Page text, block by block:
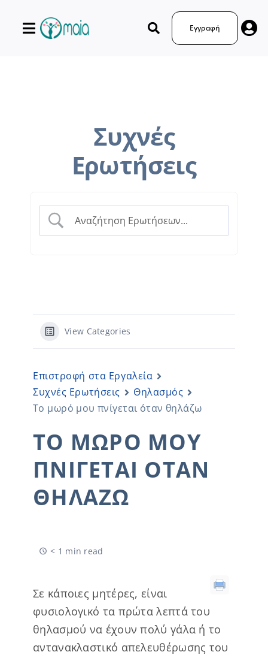
Εγγραφή
Συχνές
Ερωτήσεις
View Categories
Επιστροφή στα Εργαλεία
Συχνές Ερωτήσεις
Θηλασμός
Το μωρό μου πνίγεται όταν θηλάζω
ΤΟ ΜΩΡΌ ΜΟΥ
ΠΝΊΓΕΤΑΙ ΌΤΑΝ
ΘΗΛΆΖΩ
< 1 min read
Σε κάποιες μητέρες, είναι
φυσιολογικό τα πρώτα λεπτά του
θηλασμού να έχουν πολύ γάλα ή το
αντανακλαστικό απελευθέρωσης του